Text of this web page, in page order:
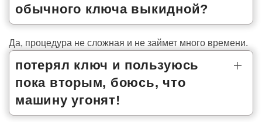
обычного ключа выкидной?
Да, процедура не сложная и не займет много времени.
потерял ключ и пользуюсь
пока вторым, боюсь, что
машину угонят!